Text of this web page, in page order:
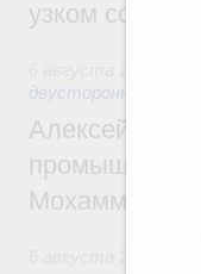
узком составе
двусторонней основе
Алексей
Мохаммадом